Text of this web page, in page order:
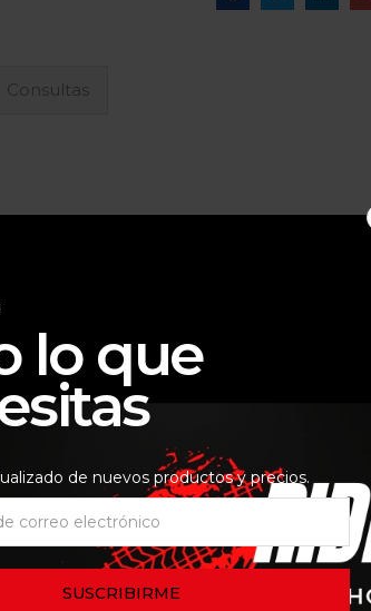
Consultas
136.5
lo que
de nuevos productos y precios.